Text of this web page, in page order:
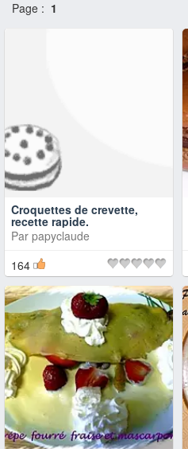
Page : 1
Croquettes de crevette,
recette rapide.
Par papyclaude
164